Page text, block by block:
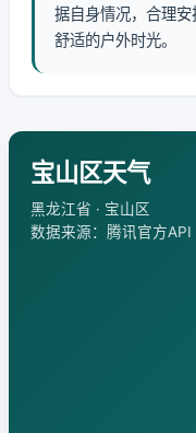
据自身情况，合理
舒适的户外时光。
宝山区天气
黑龙江省 · 宝山区
数据来源：腾讯官方API